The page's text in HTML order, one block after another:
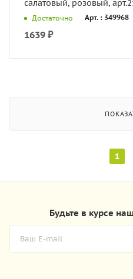
салатовый, розовый,
Достаточно Арт. : 349968
1639 ₽
1
Будьте в курсе